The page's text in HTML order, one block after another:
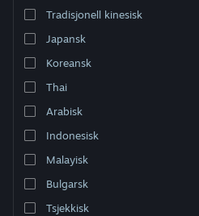
Bytt språk
Skaff deg Steam-appen på mobil
Vis skrivebordsversjon
Tradisjonell kinesisk
Japansk
Koreansk
Thai
Arabisk
Indonesisk
Malayisk
Bulgarsk
Tsjekkisk
0 treff på søket. 1 produkt er blitt
innstillinger.